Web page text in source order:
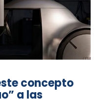
concepto
a las